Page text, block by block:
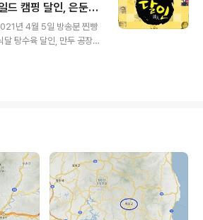
호수로 144-3 은둔식달 /
력 25년) 경기도 고
드 캠핑 달인, 은둔식
장 달인 / 서울시 동작
, 동대문구 이문동 중
년 4월 5일 방송분 찐빵
달 탕수육 달인, 만두 공장
/ 48세 / 경력 15년) 서울
생현리 1-4 ☎ 010-5515-
안군 이원면 내리 503 (도
지나무길 37-78 ☎ 010-97
카페) cafe.naver.com/t